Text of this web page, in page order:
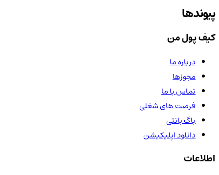
پیوندها
کیف پول من
درباره ما
مجوزها
تماس با ما
فرصت های شغلی
باگ بانتی
دانلود اپلیکیشن
اطلاعات